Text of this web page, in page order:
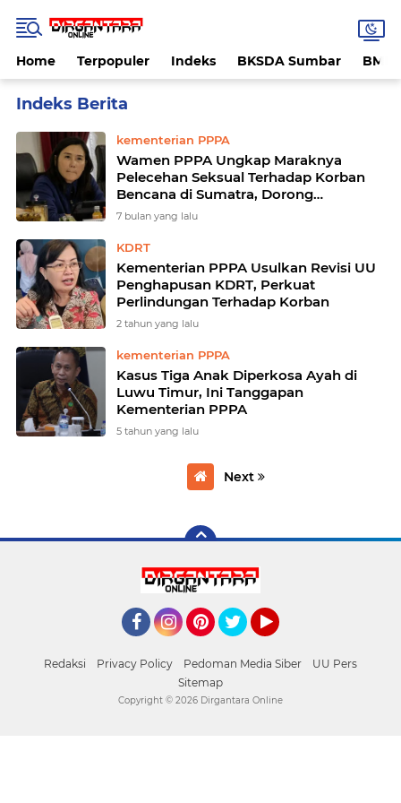
Home Terpopuler Indeks BKSDA Sumbar
kementerian PPPA
Wamen PPPA Ungkap Maraknya
Pelecehan Seksual Terhadap Korban
Bencana di Sumatra, Dorong
Pengawasan Ketat di Pengungsian
7 bulan yang lalu
KDRT
Kementerian PPPA Usulkan Revisi UU
Penghapusan KDRT, Perkuat
Perlindungan Terhadap Korban
2 tahun yang lalu
kementerian PPPA
Kasus Tiga Anak Diperkosa Ayah di
Luwu Timur, Ini Tanggapan
Kementerian PPPA
5 tahun yang lalu
Next
Redaksi Privacy Policy Pedoman Media Siber
UU Pers
Sitemap
Copyright © 2026 Dirgantara Online